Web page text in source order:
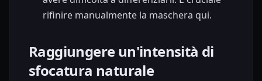
rifinire manualmente la maschera qui.
Raggiungere un'intensità di
sfocatura naturale